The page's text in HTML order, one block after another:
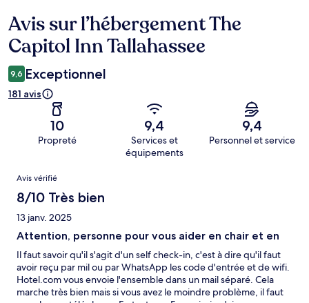
Avis
Avis sur l’hébergement The
Capitol Inn Tallahassee
9,6 Exceptionnel
181 avis
10
Propreté
9,4
Services et
équipements
9,4
Personnel et service
Avis
Avis vérifié
8/10 Très bien
13 janv. 2025
Attention, personne pour vous aider en chair et en
Il faut savoir qu'il s'agit d'un self check-in, c'est à dire qu'il faut
avoir reçu par mil ou par WhatsApp les code d'entrée et de wifi.
Hotel.com vous envoie l'ensemble dans un mail séparé. Cela
marche très bien mais si vous avez le moindre problème, il faut